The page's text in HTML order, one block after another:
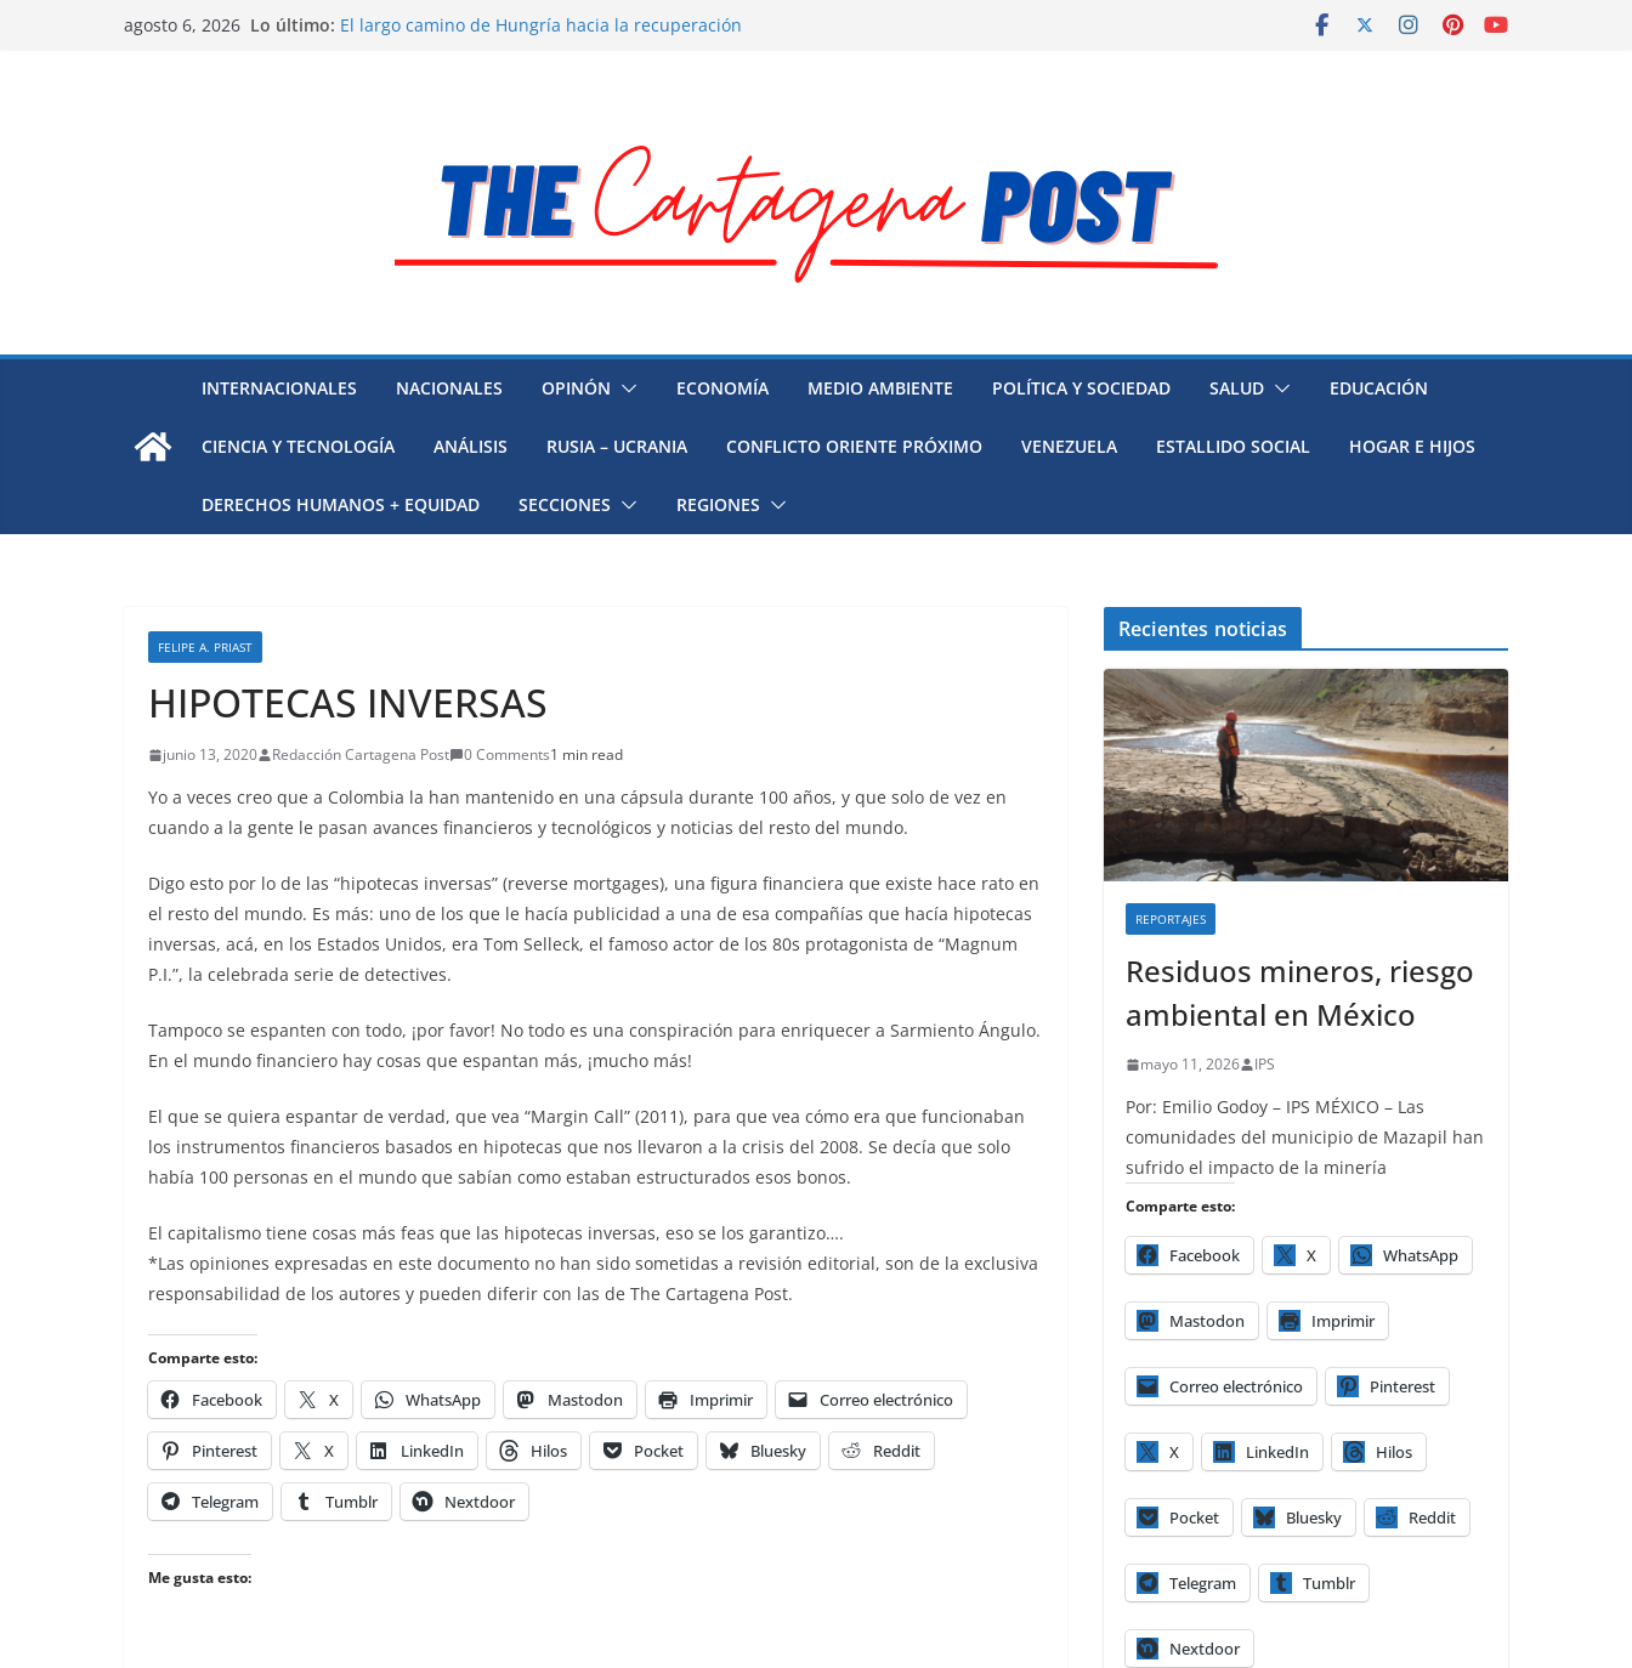
agosto 6, 2026 Lo último: El largo camino de Hungría hacia la recuperación
El océano Pacífico bajo presión y su región finalmente
respaldada con pruebas
INTERNACIONALES NACIONALES OPINÓN ECONOMÍA MEDIO AMBIENTE POLÍTICA Y SOCIEDAD SALUD EDUCACIÓN
CIENCIA Y TECNOLOGÍA ANÁLISIS RUSIA – UCRANIA CONFLICTO ORIENTE PRÓXIMO VENEZUELA ESTALLIDO SOCIAL HOGAR E HIJOS
DERECHOS HUMANOS + EQUIDAD SECCIONES REGIONES
FELIPE A. PRIAST
HIPOTECAS INVERSAS
junio 13, 2020 Redacción Cartagena Post 0 Comments1 min read
Yo a veces creo que a Colombia la han mantenido en una cápsula durante 100 años, y que solo de vez en
cuando a la gente le pasan avances financieros y tecnológicos y noticias del resto del mundo.
Digo esto por lo de las “hipotecas inversas” (reverse mortgages), una figura financiera que existe hace rato en
el resto del mundo. Es más: uno de los que le hacía publicidad a una de esa compañías que hacía hipotecas
inversas, acá, en los Estados Unidos, era Tom Selleck, el famoso actor de los 80s protagonista de “Magnum
P.I.”, la celebrada serie de detectives.
Tampoco se espanten con todo, ¡por favor! No todo es una conspiración para enriquecer a Sarmiento Ángulo.
En el mundo financiero hay cosas que espantan más, ¡mucho más!
El que se quiera espantar de verdad, que vea “Margin Call” (2011), para que vea cómo era que funcionaban
los instrumentos financieros basados en hipotecas que nos llevaron a la crisis del 2008. Se decía que solo
había 100 personas en el mundo que sabían como estaban estructurados esos bonos.
El capitalismo tiene cosas más feas que las hipotecas inversas, eso se los garantizo….
*Las opiniones expresadas en este documento no han sido sometidas a revisión editorial, son de la exclusiva
responsabilidad de los autores y pueden diferir con las de The Cartagena Post.
Comparte esto:
Facebook X WhatsApp Mastodon Imprimir Correo electrónico
Pinterest X LinkedIn Hilos Pocket Bluesky Reddit
Telegram Tumblr Nextdoor
Me gusta esto:
Recientes noticias
REPORTAJES
Residuos mineros, riesgo
ambiental en México
mayo 11, 2026 IPS
Por: Emilio Godoy – IPS MÉXICO – Las
comunidades del municipio de Mazapil han
sufrido el impacto de la minería
Comparte esto:
Facebook X WhatsApp
Mastodon Imprimir
Correo electrónico Pinterest
X LinkedIn Hilos
Pocket Bluesky Reddit
Telegram Tumblr
Nextdoor